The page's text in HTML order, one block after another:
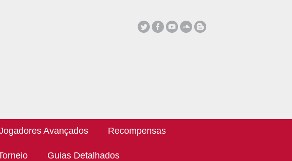
Avançados Recompensas
Guias Detalhados